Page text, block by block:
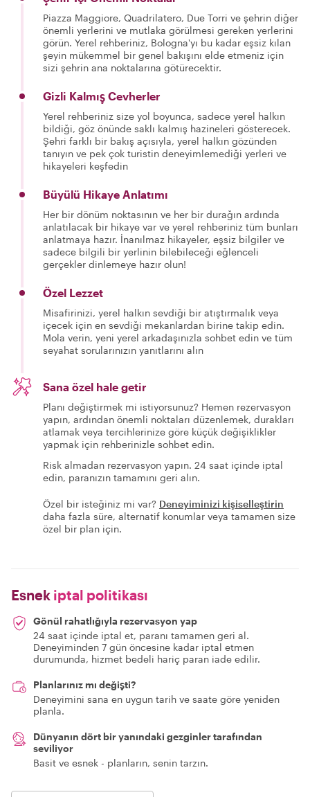
Piazza Maggiore, Quadrilatero, Due Torri ve şehrin diğer
önemli yerlerini ve mutlaka görülmesi gereken yerlerini
görün. Yerel rehberiniz, Bologna'yı bu kadar eşsiz kılan
şeyin mükemmel bir genel bakışını elde etmeniz için
sizi şehrin ana noktalarına götürecektir.
Gizli Kalmış Cevherler
Yerel rehberiniz size yol boyunca, sadece yerel halkın
bildiği, göz önünde saklı kalmış hazineleri gösterecek.
Şehri farklı bir bakış açısıyla, yerel halkın gözünden
tanıyın ve pek çok turistin deneyimlemediği yerleri ve
hikayeleri keşfedin
Büyülü Hikaye Anlatımı
Her bir dönüm noktasının ve her bir durağın ardında
anlatılacak bir hikaye var ve yerel rehberiniz tüm bunları
anlatmaya hazır. İnanılmaz hikayeler, eşsiz bilgiler ve
sadece bilgili bir yerlinin bilebileceği eğlenceli
gerçekler dinlemeye hazır olun!
Özel Lezzet
Misafirinizi, yerel halkın sevdiği bir atıştırmalık veya
içecek için en sevdiği mekanlardan birine takip edin.
Mola verin, yeni yerel arkadaşınızla sohbet edin ve tüm
seyahat sorularınızın yanıtlarını alın
Sana özel hale getir
Planı değiştirmek mi istiyorsunuz? Hemen rezervasyon
yapın, ardından önemli noktaları düzenlemek, durakları
atlamak veya tercihlerinize göre küçük değişiklikler
yapmak için rehberinizle sohbet edin.
Risk almadan rezervasyon yapın. 24 saat içinde iptal
edin, paranızın tamamını geri alın.
Özel bir isteğiniz mi var? Deneyiminizi kişiselleştirin
daha fazla süre, alternatif konumlar veya tamamen size
özel bir plan için.
Esnek iptal politikası
Gönül rahatlığıyla rezervasyon yap
24 saat içinde iptal et, paranı tamamen geri al.
Deneyiminden 7 gün öncesine kadar iptal etmen
durumunda, hizmet bedeli hariç paran iade edilir.
Planlarınız mı değişti?
Deneyimini sana en uygun tarih ve saate göre yeniden
planla.
Dünyanın dört bir yanındaki gezginler tarafından
seviliyor
Basit ve esnek - planların, senin tarzın.